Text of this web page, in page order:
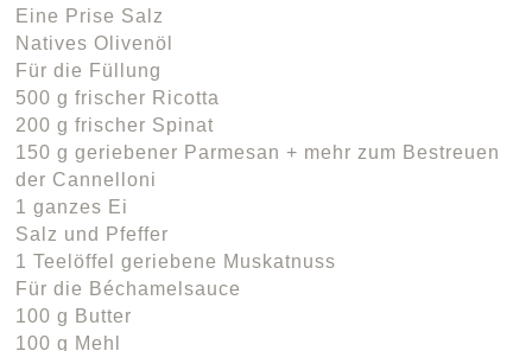
Eine Prise Salz
Natives Olivenöl
Für die Füllung
500 g frischer Ricotta
200 g frischer Spinat
150 g geriebener Parmesan + mehr zum Bestreuen
der Cannelloni
1 ganzes Ei
Salz und Pfeffer
1 Teelöffel geriebene Muskatnuss
Für die Béchamelsauce
100 g Butter
100 g Mehl